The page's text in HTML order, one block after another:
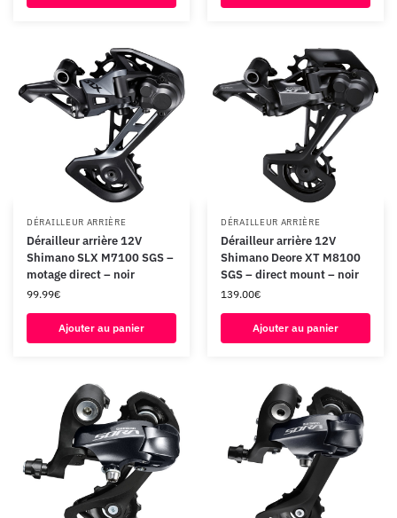
DÉRAILLEUR ARRIÈRE
Dérailleur arrière 12V
Shimano SLX M7100 SGS –
motage direct – noir
99.99€
Ajouter au panier
DÉRAILLEUR ARRIÈRE
Dérailleur arrière 12V
Shimano Deore XT M8100
SGS – direct mount – noir
139.00€
Ajouter au panier